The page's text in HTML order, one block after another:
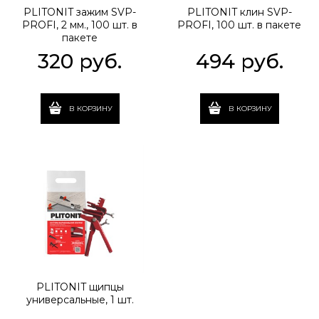
PLITONIT зажим SVP-
PROFI, 2 мм., 100 шт. в
пакете
320 руб.
В КОРЗИНУ
PLITONIT клин SVP-
PROFI, 100 шт. в пакете
494 руб.
В КОРЗИНУ
PLITONIT щипцы
универсальные, 1 шт.